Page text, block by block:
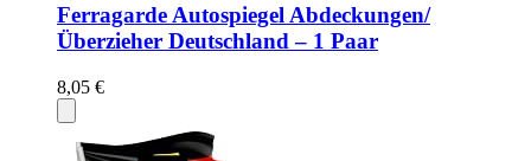
Ferragarde Autospiegel Abdeckungen/
Überzieher Deutschland – 1 Paar
8,05 €